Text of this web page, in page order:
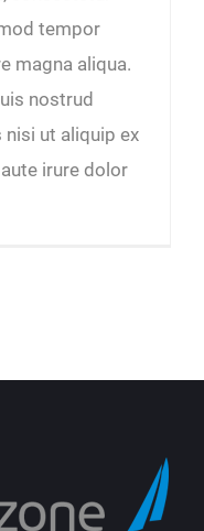
tempor
magna aliqua.
nostrud
ut aliquip ex
irure dolor